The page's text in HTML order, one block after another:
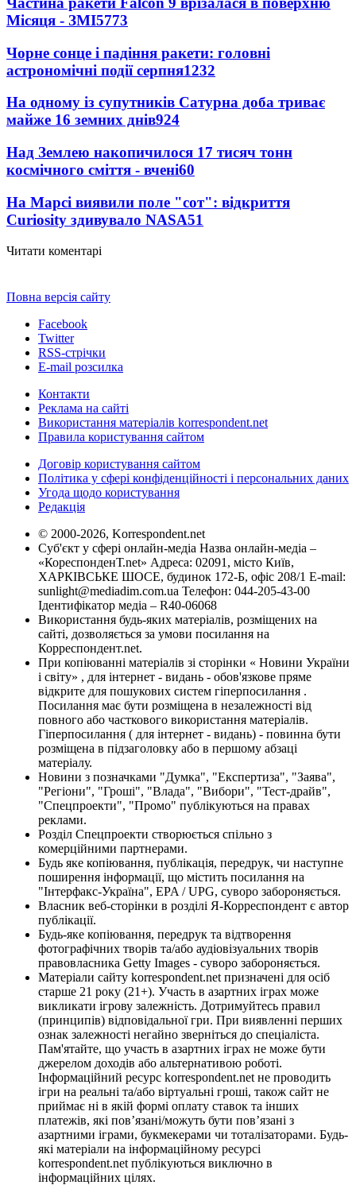
Місяця - ЗМІ5773
Чорне сонце і падіння ракети: головні
астрономічні події серпня1232
На одному із супутників Сатурна доба триває
майже 16 земних днів924
Над Землею накопичилося 17 тисяч тонн
космічного сміття - вчені60
На Марсі виявили поле "сот": відкриття
Curiosity здивувало NASA51
Читати коментарі
Повна версія сайту
Facebook
Twitter
RSS-стрічки
E-mail розсилка
Контакти
Реклама на сайті
Використання матеріалів korrespondent.net
Правила користування сайтом
Договір користування сайтом
Політика у сфері конфіденційності і персональних даних
Угода щодо користування
Редакція
© 2000-2026, Korrespondent.net
Суб'єкт у сфері онлайн-медіа Назва онлайн-медіа –
«КореспонденТ.net» Адреса: 02091, місто Київ,
ХАРКІВСЬКЕ ШОСЕ, будинок 172-Б, офіс 208/1 E-mail:
sunlight@mediadim.com.ua Телефон: 044-205-43-00
Ідентифікатор медіа – R40-06068
Використання будь-яких матеріалів, розміщених на
сайті, дозволяється за умови посилання на
Корреспондент.net.
При копіюванні матеріалів зі сторінки « Новини України
і світу» , для інтернет - видань - обов'язкове пряме
відкрите для пошукових систем гіперпосилання .
Посилання має бути розміщена в незалежності від
повного або часткового використання матеріалів.
Гіперпосилання ( для інтернет - видань) - повинна бути
розміщена в підзаголовку або в першому абзаці
матеріалу.
Новини з позначками "Думка", "Експертиза", "Заява",
"Регіони", "Гроші", "Влада", "Вибори", "Тест-драйв",
"Спецпроекти", "Промо" публікуються на правах
реклами.
Розділ Спецпроекти створюється спільно з
комерційними партнерами.
Будь яке копіювання, публікація, передрук, чи наступне
поширення інформації, що містить посилання на
"Інтерфакс-Україна", EPA / UPG, суворо забороняється.
Власник веб-сторінки в розділі Я-Корреспондент є автор
публікації.
Будь-яке копіювання, передрук та відтворення
фотографічних творів та/або аудіовізуальних творів
правовласника Getty Images - суворо забороняється.
Матеріали сайту korrespondent.net призначені для осіб
старше 21 року (21+). Участь в азартних іграх може
викликати ігрову залежність. Дотримуйтесь правил
(принципів) відповідальної гри. При виявленні перших
ознак залежності негайно зверніться до спеціаліста.
Пам'ятайте, що участь в азартних іграх не може бути
джерелом доходів або альтернативою роботі.
Інформаційний ресурс korrespondent.net не проводить
ігри на реальні та/або віртуальні гроші, також сайт не
приймає ні в якій формі оплату ставок та інших
платежів, які пов’язані/можуть бути пов’язані з
азартними іграми, букмекерами чи тоталізаторами. Будь-
які матеріали на інформаційному ресурсі
korrespondent.net публікуються виключно в
інформаційних цілях.